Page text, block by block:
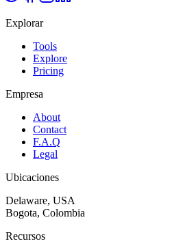
Explorar
Tools
Explore
Pricing
Empresa
About
Contact
F.A.Q
Legal
Ubicaciones
Delaware, USA
Bogota, Colombia
Recursos